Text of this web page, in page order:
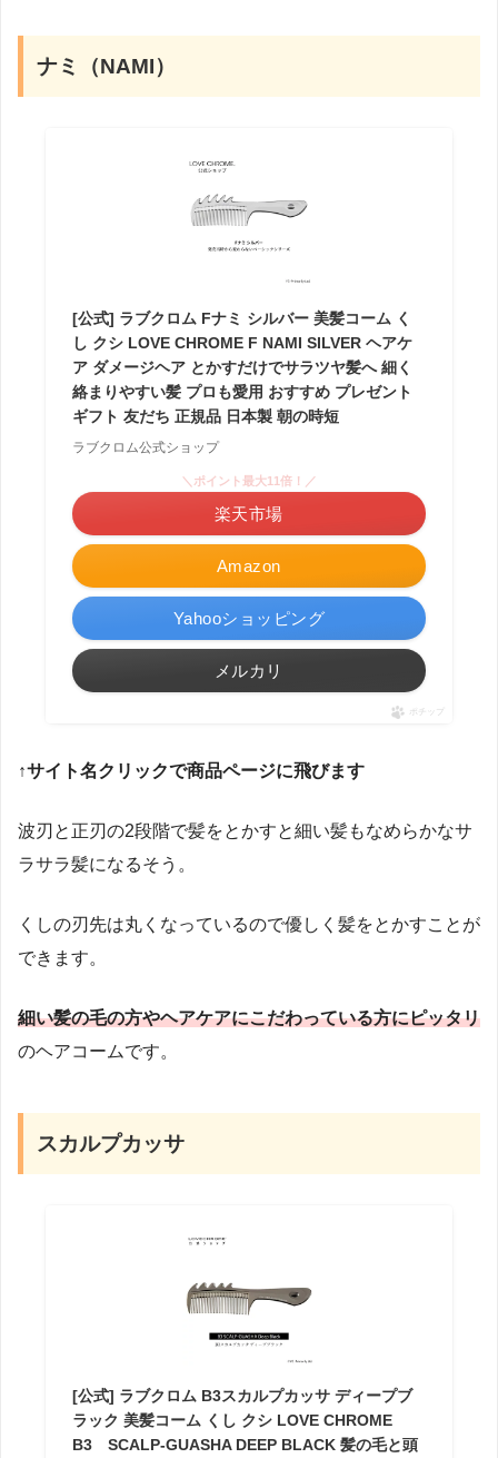
ナミ（NAMI）
[公式] ラブクロム Fナミ シルバー 美髪コーム く
し クシ LOVE CHROME F NAMI SILVER ヘアケ
ア ダメージヘア とかすだけでサラツヤ髪へ 細く
絡まりやすい髪 プロも愛用 おすすめ プレゼント
ギフト 友だち 正規品 日本製 朝の時短
ラブクロム公式ショップ
Amazon
＼ポイント最大11倍！／
楽天市場
Yahooショッピング
メルカリ
ポチップ
↑サイト名クリックで商品ページに飛びます
波刃と正刃の2段階で髪をとかすと細い髪もなめらかなサ
ラサラ髪になるそう。
くしの刃先は丸くなっているので優しく髪をとかすことが
できます。
細い髪の毛の方やヘアケアにこだわっている方にピッタリ
のヘアコームです。
スカルプカッサ
[公式] ラブクロム B3スカルプカッサ ディープブ
ラック 美髪コーム くし クシ LOVE CHROME
B3 SCALP-GUASHA DEEP BLACK 髪の毛と頭